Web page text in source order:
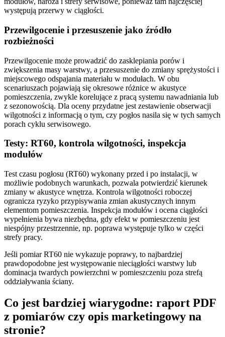
występują przerwy w ciągłości.
Przewilgocenie i przesuszenie jako źródło
rozbieżności
Przewilgocenie może prowadzić do zasklepiania porów i
zwiększenia masy warstwy, a przesuszenie do zmiany sprężystości i
miejscowego odspajania materiału w modułach. W obu
scenariuszach pojawiają się okresowe różnice w akustyce
pomieszczenia, zwykle korelujące z pracą systemu nawadniania lub
z sezonowością. Dla oceny przydatne jest zestawienie obserwacji
wilgotności z informacją o tym, czy pogłos nasila się w tych samych
porach cyklu serwisowego.
Testy: RT60, kontrola wilgotności, inspekcja
modułów
Test czasu pogłosu (RT60) wykonany przed i po instalacji, w
możliwie podobnych warunkach, pozwala potwierdzić kierunek
zmiany w akustyce wnętrza. Kontrola wilgotności roboczej
ogranicza ryzyko przypisywania zmian akustycznych innym
elementom pomieszczenia. Inspekcja modułów i ocena ciągłości
wypełnienia bywa niezbędna, gdy efekt w pomieszczeniu jest
niespójny przestrzennie, np. poprawa występuje tylko w części
strefy pracy.
Jeśli pomiar RT60 nie wykazuje poprawy, to najbardziej
prawdopodobne jest występowanie nieciągłości warstwy lub
dominacja twardych powierzchni w pomieszczeniu poza strefą
oddziaływania ściany.
Co jest bardziej wiarygodne: raport PDF
z pomiarów czy opis marketingowy na
stronie?